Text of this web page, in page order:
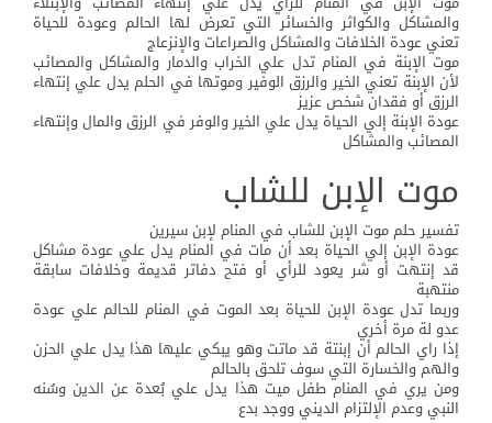
والمشاكل والكواثر والخسائر التي تعرض لها الحالم وعودة للحياة
تعني عودة الخلافات والمشاكل والصراعات والإنزعاج
موت الإبنة في المنام تدل علي الخراب والدمار والمشاكل والمصائب
لأن الإبنة تعني الخير والرزق الوفير وموتها في الحلم يدل علي إنتهاء
الرزق أو فقدان شخص عزيز
عودة الإبنة إلي الحياة يدل علي الخير والوفر في الرزق والمال وإنتهاء
المصائب والمشاكل
موت الإبن للشاب
تفسير حلم موت الإبن للشاب في المنام لإبن سيرين
عودة الإبن إلي الحياة بعد أن مات في المنام يدل علي عودة مشاكل
قد إنتهت أو شر يعود للرأي أو فتح دفاتر قديمة وخلافات سابقة
منتهبة
وربما تدل عودة الإبن للحياة بعد الموت في المنام للحالم علي عودة
عدو لة مرة أخري
إذا راي الحالم أن إبنتة قد ماتت وهو يبكي عليها هذا يدل علي الحزن
والهم والخسارة التي سوف تلحق بالحالم
ومن يري في المنام طفل ميت هذا يدل علي بُعدة عن الدين وسُنه
النبي وعدم الإلتزام الديني ووجد بدع